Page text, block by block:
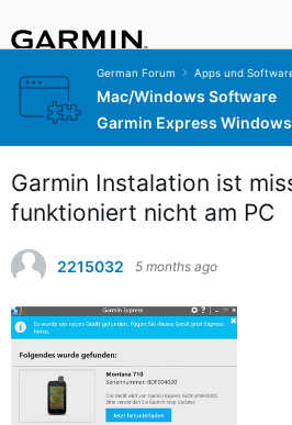
German Forum Apps und
Mac/Windows Software
Garmin Express Windows
Garmin Instalation ist
funktioniert nicht am PC
2215032 5 months ago